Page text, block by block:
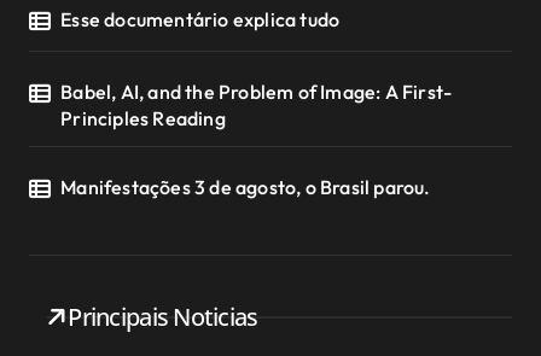
o
s
t
s
Esse documentário explica tudo
Babel, AI, and the Problem of Image: A First-
Principles Reading
Manifestações 3 de agosto, o Brasil parou.
Principais Noticias